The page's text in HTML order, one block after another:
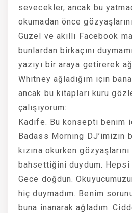
sevecekler, ancak bu
okumadan önce
Güzel ve akıllı Facebook
bunlardan birkaçını
yazıyı bir araya getirerek
Whitney ağladığım için
ancak bu kitapları kuru
çalışıyorum:
Kadife. Bu konsepti benim
Badass Morning DJ’imizin
kızına okurken
bahsettiğini duydum. Hepsi
Gece doğdun.
hiç duymadım. Benim
buna inanarak ağladım.